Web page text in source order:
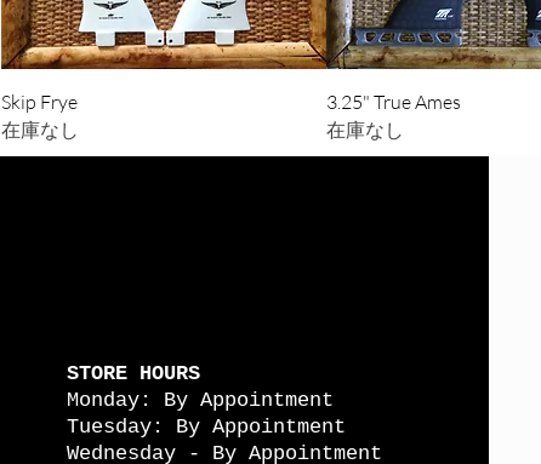
Skip Frye
在庫なし
クイックビュー
3.25" True Ames
在庫なし
STORE HOURS
Monday: By Appointment
Tuesday: By Appointment
Wednesday - By Appointment